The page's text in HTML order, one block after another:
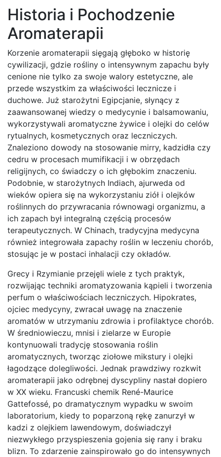
Historia i Pochodzenie
Aromaterapii
Korzenie aromaterapii sięgają głęboko w historię
cywilizacji, gdzie rośliny o intensywnym zapachu były
cenione nie tylko za swoje walory estetyczne, ale
przede wszystkim za właściwości lecznicze i
duchowe. Już starożytni Egipcjanie, słynący z
zaawansowanej wiedzy o medycynie i balsamowaniu,
wykorzystywali aromatyczne żywice i olejki do celów
rytualnych, kosmetycznych oraz leczniczych.
Znaleziono dowody na stosowanie mirry, kadzidła czy
cedru w procesach mumifikacji i w obrzędach
religijnych, co świadczy o ich głębokim znaczeniu.
Podobnie, w starożytnych Indiach, ajurweda od
wieków opiera się na wykorzystaniu ziół i olejków
roślinnych do przywracania równowagi organizmu, a
ich zapach był integralną częścią procesów
terapeutycznych. W Chinach, tradycyjna medycyna
również integrowała zapachy roślin w leczeniu chorób,
stosując je w postaci inhalacji czy okładów.
Grecy i Rzymianie przejęli wiele z tych praktyk,
rozwijając techniki aromatyzowania kąpieli i tworzenia
perfum o właściwościach leczniczych. Hipokrates,
ojciec medycyny, zwracał uwagę na znaczenie
aromatów w utrzymaniu zdrowia i profilaktyce chorób.
W średniowieczu, mnisi i zielarze w Europie
kontynuowali tradycję stosowania roślin
aromatycznych, tworząc ziołowe mikstury i olejki
łagodzące dolegliwości. Jednak prawdziwy rozkwit
aromaterapii jako odrębnej dyscypliny nastał dopiero
w XX wieku. Francuski chemik René-Maurice
Gattefossé, po dramatycznym wypadku w swoim
laboratorium, kiedy to poparzoną rękę zanurzył w
kadzi z olejkiem lawendowym, doświadczył
niezwykłego przyspieszenia gojenia się rany i braku
blizn. To zdarzenie zainspirowało go do intensywnych